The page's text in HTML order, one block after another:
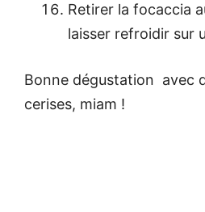
Retirer la focaccia
laisser refroidir sur
Bonne dégustation avec
cerises, miam !